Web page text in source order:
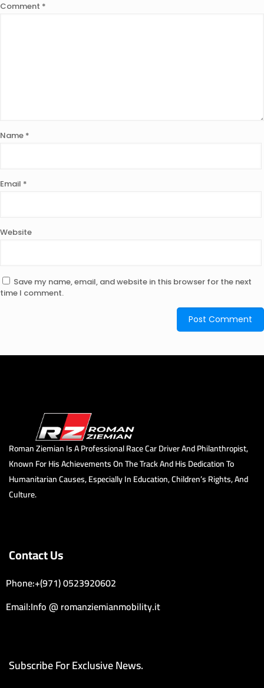
Comment *
Name *
Email *
Website
Save my name, email, and website in this browser for the next
time I comment.
Roman Ziemian Is A Professional Race Car Driver And Philanthropist,
Known For His Achievements On The Track And His Dedication To
Humanitarian Causes, Especially In Education, Children’s Rights, And
Culture.
Contact Us
Phone:+(971) 0523920602
Email:Info @ romanziemianmobility.it
Subscribe For Exclusive News.